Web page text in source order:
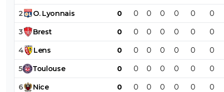
2 O. Lyonnais 0 0 0 0 0 0 0
3 Brest 0 0 0 0 0 0 0
4 Lens 0 0 0 0 0 0 0
5 Toulouse 0 0 0 0 0 0 0
6 Nice 0 0 0 0 0 0 0